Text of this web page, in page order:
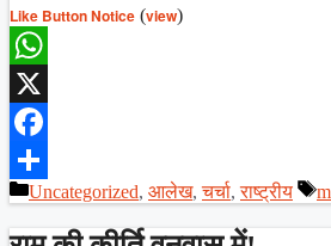
Like Button Notice (view)
WhatsApp
X
Facebook
Share
Categories
Uncategorized, आलेख,चर्चा,राष्ट्रीय